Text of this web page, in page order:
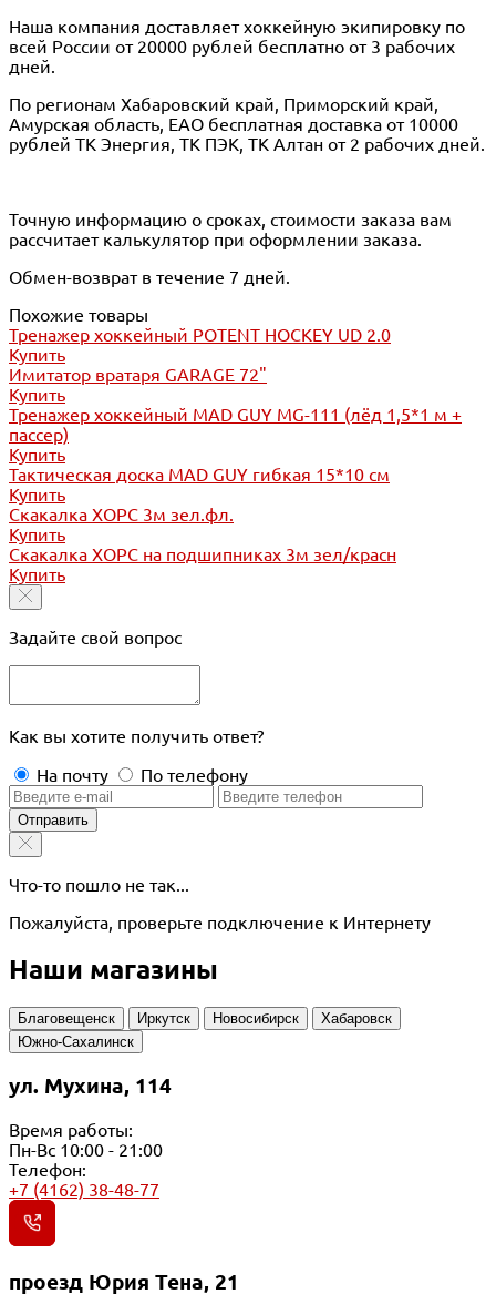
Наша компания доставляет хоккейную экипировку по
всей России от 20000 рублей бесплатно от 3 рабочих
дней.
По регионам Хабаровский край, Приморский край,
Амурская область, ЕАО бесплатная доставка от 10000
рублей ТК Энергия, ТК ПЭК, ТК Алтан от 2 рабочих дней.
Точную информацию о сроках, стоимости заказа вам
рассчитает калькулятор при оформлении заказа.
Обмен-возврат в течение 7 дней.
Похожие товары
Тренажер хоккейный POTENT HOCKEY UD 2.0
Купить
Имитатор вратаря GARAGE 72"
Купить
Тренажер хоккейный MAD GUY MG-111 (лёд 1,5*1 м +
пассер)
Купить
Тактическая доска MAD GUY гибкая 15*10 см
Купить
Скакалка ХОРС 3м зел.фл.
Купить
Скакалка ХОРС на подшипниках 3м зел/красн
Купить
Задайте свой вопрос
Как вы хотите получить ответ?
На почту
По телефону
Отправить
Что-то пошло не так...
Пожалуйста, проверьте подключение к Интернету
Наши магазины
Благовещенск Иркутск Новосибирск
Хабаровск
Южно-Сахалинск
ул. Мухина, 114
Время работы:
Пн-Вс 10:00 - 21:00
Телефон:
+7 (4162) 38-48-77
проезд Юрия Тена, 21